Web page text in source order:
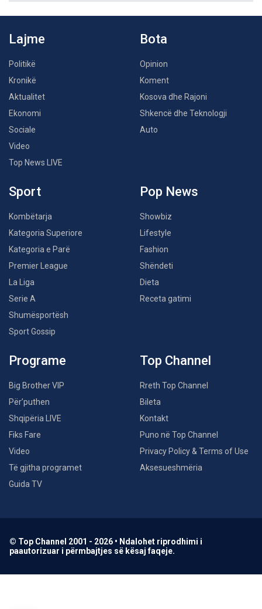
Lajme
Politikë
Kronikë
Aktualitet
Ekonomi
Sociale
Video
Top News LIVE
Bota
Opinion
Koment
Kosova dhe Rajoni
Shkencë dhe Teknologji
Auto
Sport
Kombëtarja
Kategoria Superiore
Kategoria e Parë
Premier League
La Liga
Serie A
Shumësportësh
Sport Gossip
Pop News
Showbiz
Lifestyle
Fashion
Shëndeti
Dieta
Receta gatimi
Programe
Big Brother VIP
Për’puthen
Shqipëria LIVE
Fiks Fare
Video
Të gjitha programet
Guida TV
Top Channel
Rreth Top Channel
Bileta
Kontakt
Puno në Top Channel
Privacy Policy & Terms of Use
Aksesueshmëria
© Top Channel 2001 - 2026 • Ndalohet riprodhimi i
paautorizuar i përmbajtjes së kësaj faqeje.